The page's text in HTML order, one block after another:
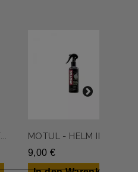
MOTUL - HELM INNE...
9,00 €